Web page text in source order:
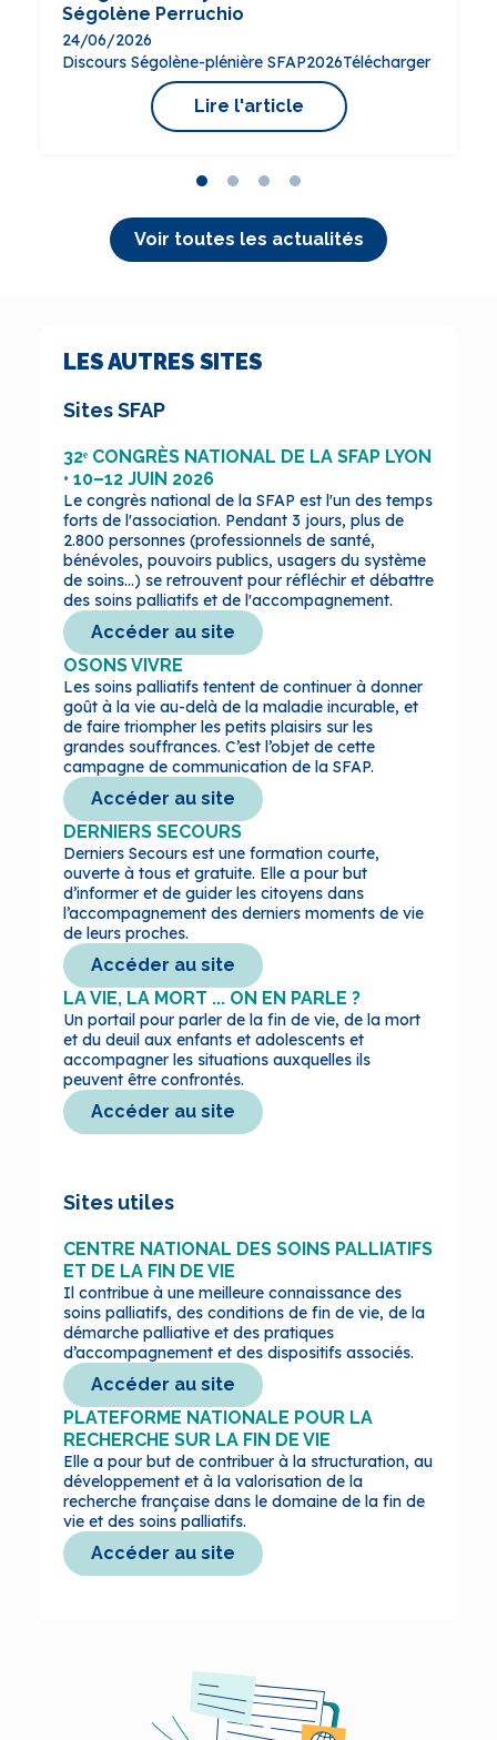
Ségolène Perruchio
24/06/2026
Discours Ségolène-plénière SFAP2026Télécharger
Lire l'article
24/06/2026
Alors que le processus législatif sur le « droit à
l'aide à…
Lire l'article
au droit à l'aide à mourir.
04/05/2026
Retrouvez ici une synthèse pour savoir ce que
contient le texte, et…
Lire l'article
palliatifs ?
02/04/2026
Nous avons le plaisir de vous faire découvrir cette
vidéo, réalisée en…
Lire l'article
Voir toutes les actualités
LES AUTRES SITES
Sites SFAP
32ᵉ CONGRÈS NATIONAL DE LA SFAP LYON
• 10–12 JUIN 2026
Le congrès national de la SFAP est l'un des temps
forts de l'association. Pendant 3 jours, plus de
2.800 personnes (professionnels de santé,
bénévoles, pouvoirs publics, usagers du système
de soins...) se retrouvent pour réfléchir et débattre
des soins palliatifs et de l'accompagnement.
Accéder au site
OSONS VIVRE
Les soins palliatifs tentent de continuer à donner
goût à la vie au-delà de la maladie incurable, et
de faire triompher les petits plaisirs sur les
grandes souffrances. C’est l’objet de cette
campagne de communication de la SFAP.
Accéder au site
DERNIERS SECOURS
Derniers Secours est une formation courte,
ouverte à tous et gratuite. Elle a pour but
d’informer et de guider les citoyens dans
l’accompagnement des derniers moments de vie
de leurs proches.
Accéder au site
LA VIE, LA MORT ... ON EN PARLE ?
Un portail pour parler de la fin de vie, de la mort
et du deuil aux enfants et adolescents et
accompagner les situations auxquelles ils
peuvent être confrontés.
Accéder au site
Sites utiles
CENTRE NATIONAL DES SOINS PALLIATIFS
ET DE LA FIN DE VIE
Il contribue à une meilleure connaissance des
soins palliatifs, des conditions de fin de vie, de la
démarche palliative et des pratiques
d’accompagnement et des dispositifs associés.
Accéder au site
PLATEFORME NATIONALE POUR LA
RECHERCHE SUR LA FIN DE VIE
Elle a pour but de contribuer à la structuration, au
développement et à la valorisation de la
recherche française dans le domaine de la fin de
vie et des soins palliatifs.
Accéder au site